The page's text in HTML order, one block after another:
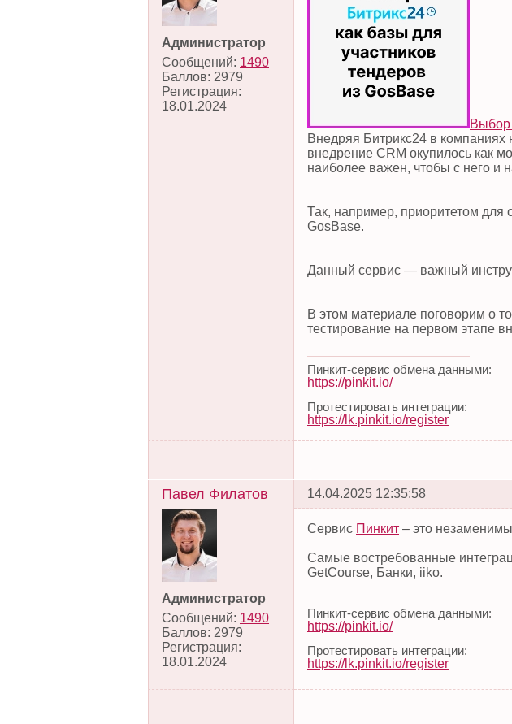
Администратор
Сообщений: 1490
Баллов: 2979
Регистрация:
18.01.2024
Выбор
Внедряя Битрикс24 в компаниях
внедрение CRM окупилось как
наиболее важен, чтобы с него и
Так, например, приоритетом для
GosBase.
Данный сервис — важный
В этом материале поговорим о
тестирование на первом этапе
Пинкит-сервис обмена данными:
https://pinkit.io/
Протестировать интеграции:
https://lk.pinkit.io/register
Павел Филатов
Администратор
Сообщений: 1490
Баллов: 2979
Регистрация:
18.01.2024
14.04.2025 12:35:58
Сервис Пинкит – это
Самые востребованные
GetCourse, Банки, iiko.
Пинкит-сервис обмена данными:
https://pinkit.io/
Протестировать интеграции:
https://lk.pinkit.io/register